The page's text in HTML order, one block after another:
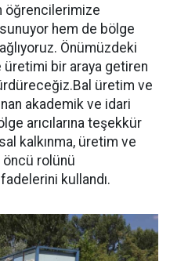
öğrencilerimize
hem de bölge
Önümüzdeki
bir araya getiren
üretim ve
akademik ve idari
arıcılarına teşekkür
kalkınma, üretim ve
öncü rolünü
kullandı.